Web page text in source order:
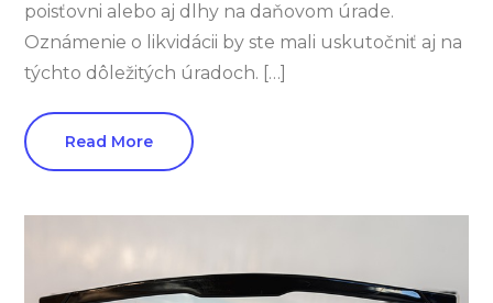
poisťovni alebo aj dlhy na daňovom úrade.
Oznámenie o likvidácii by ste mali uskutočniť aj na
týchto dôležitých úradoch. […]
Read More